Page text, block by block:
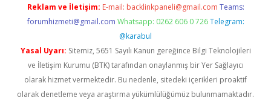
Reklam ve İletişim: E-mail: backlinkpaneli@gmail.com Teams:
forumhizmeti@gmail.com Whatsapp: 0262 606 0 726 Telegram:
@karabul
Yasal Uyarı: Sitemiz, 5651 Sayılı Kanun gereğince Bilgi Teknolojileri
ve İletişim Kurumu (BTK) tarafından onaylanmış bir Yer Sağlayıcı
olarak hizmet vermektedir. Bu nedenle, sitedeki içerikleri proaktif
olarak denetleme veya araştırma yükümlülüğümüz bulunmamaktadır.